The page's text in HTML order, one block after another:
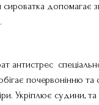
сироватка допомагає
антистрес
почервонінню та
Укріплює судини, та